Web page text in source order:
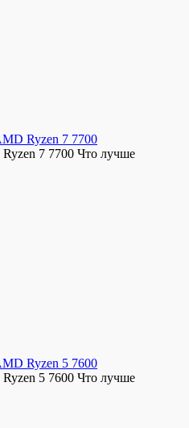
Ryzen 7 7700
7 7700 Что лучше
Ryzen 5 7600
5 7600 Что лучше